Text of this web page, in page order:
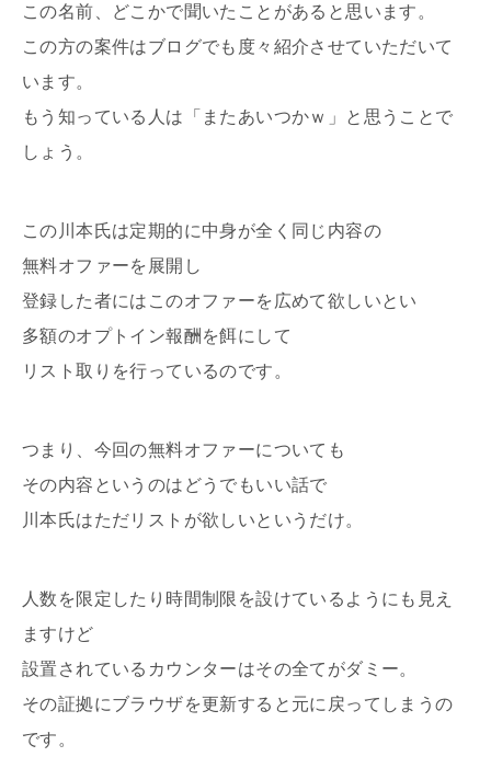
この名前、どこかで聞いたことがあると思います。
この方の案件はブログでも度々紹介させていただいて
います。
もう知っている人は「またあいつかｗ」と思うことで
しょう。
この川本氏は定期的に中身が全く同じ内容の
無料オファーを展開し
登録した者にはこのオファーを広めて欲しいとい
多額のオプトイン報酬を餌にして
リスト取りを行っているのです。
つまり、今回の無料オファーについても
その内容というのはどうでもいい話で
川本氏はただリストが欲しいというだけ。
人数を限定したり時間制限を設けているようにも見え
ますけど
設置されているカウンターはその全てがダミー。
その証拠にブラウザを更新すると元に戻ってしまうの
です。